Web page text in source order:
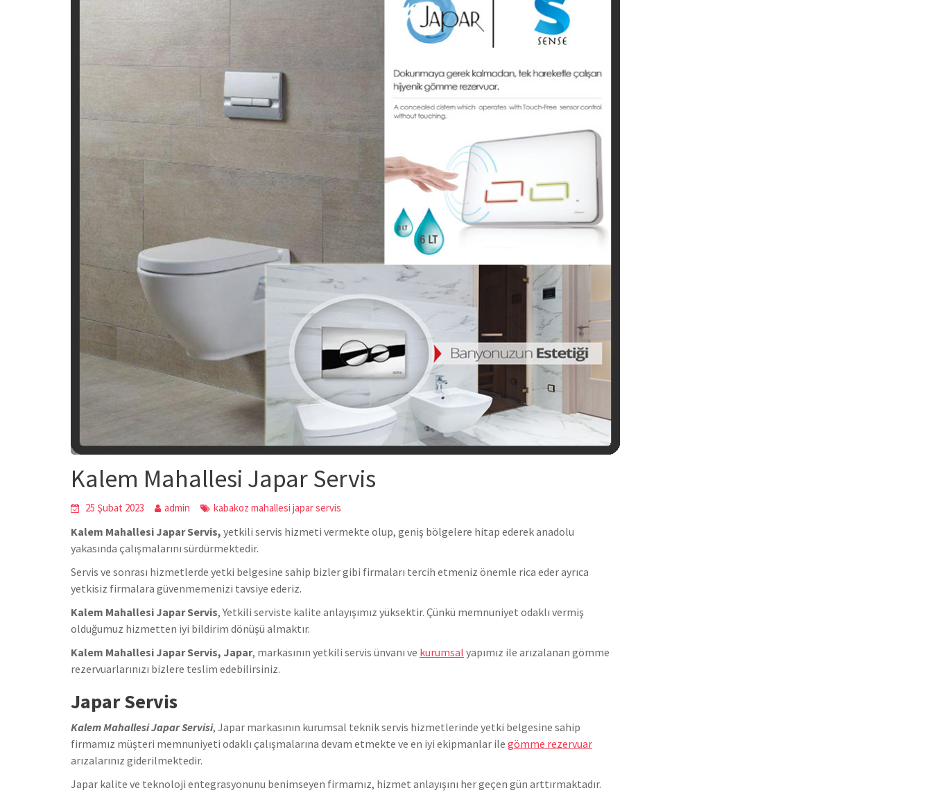
Kalem Mahallesi Japar Servis
25 Şubat 2023 admin kabakoz mahallesi japar servis
Kalem Mahallesi Japar Servis, yetkili servis hizmeti vermekte olup, geniş bölgelere hitap ederek anadolu
yakasında çalışmalarını sürdürmektedir.
Servis ve sonrası hizmetlerde yetki belgesine sahip bizler gibi firmaları tercih etmeniz önemle rica eder ayrıca
yetkisiz firmalara güvenmemenizi tavsiye ederiz.
Kalem Mahallesi Japar Servis, Yetkili serviste kalite anlayışımız yüksektir. Çünkü memnuniyet odaklı vermiş
olduğumuz hizmetten iyi bildirim dönüşü almaktır.
Kalem Mahallesi Japar Servis, Japar, markasının yetkili servis ünvanı ve kurumsal yapımız ile arızalanan gömme
rezervuarlarınızı bizlere teslim edebilirsiniz.
Japar Servis
Kalem Mahallesi Japar Servisi, Japar markasının kurumsal teknik servis hizmetlerinde yetki belgesine sahip
firmamız müşteri memnuniyeti odaklı çalışmalarına devam etmekte ve en iyi ekipmanlar ile gömme rezervuar
arızalarınız giderilmektedir.
Japar kalite ve teknoloji entegrasyonunu benimseyen firmamız, hizmet anlayışını her geçen gün arttırmaktadır.